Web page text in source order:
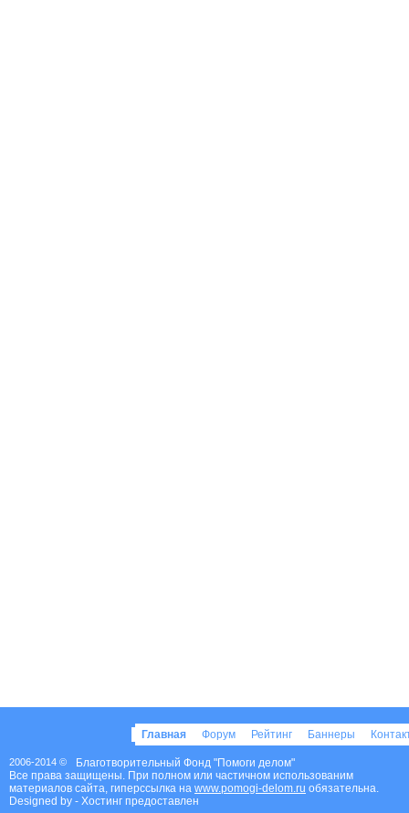
Главная Форум Рейтинг Баннеры
2006-2014 ©
Благотворительный Фонд "Помоги делом"
Все права защищены. При полном или частичном использованим
материалов сайта, гиперссылка на www.pomogi-delom.ru обязательна.
Designed by - Хостинг предоставлен